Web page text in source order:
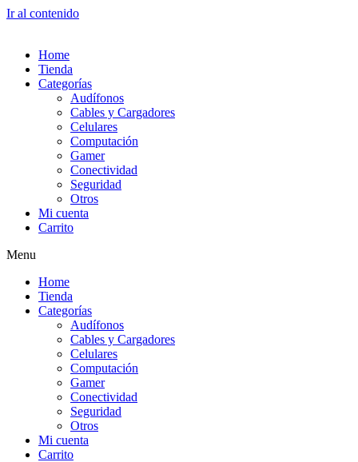
Ir al contenido
Home
Tienda
Categorías
Audífonos
Cables y Cargadores
Celulares
Computación
Gamer
Conectividad
Seguridad
Otros
Mi cuenta
Carrito
Menu
Home
Tienda
Categorías
Audífonos
Cables y Cargadores
Celulares
Computación
Gamer
Conectividad
Seguridad
Otros
Mi cuenta
Carrito